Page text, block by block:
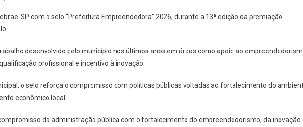
Recebe
Empreendedora”
2026
Sebrae-
SP com o selo “Prefeitura Empreendedora” 2026, durante a 13ª edição da premiação
desenvolvido pelo município nos últimos anos em áreas como apoio ao
profissional e incentivo à inovação.
o selo reforça o compromisso com políticas públicas voltadas ao fortalecimento do
econômico local.
da administração pública com o fortalecimento do empreendedorismo, da inovação